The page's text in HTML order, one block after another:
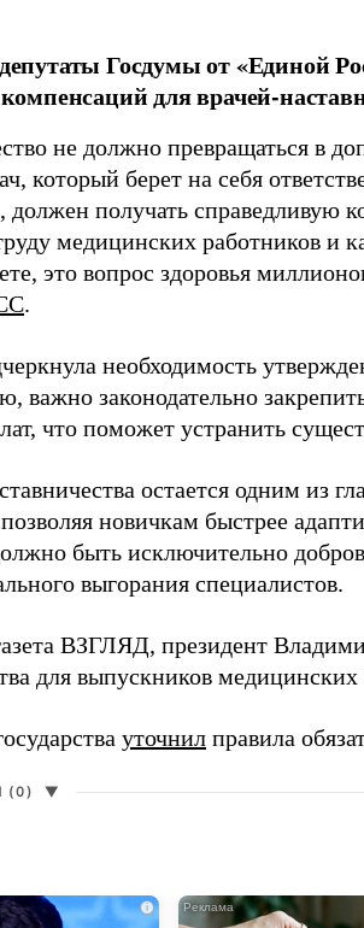
Госдумы от «Единой
для врачей-
не должно превращаться в
который берет на себя
должен получать справедливую
медицинских работников и
это вопрос здоровья
.
необходимость
важно законодательно
что поможет устранить
остается одним из
новичкам быстрее
быть исключительно
выгорания специалистов.
ВЗГЛЯД, президент
для выпускников медицинских
уточнил правила
(0) ▼
i